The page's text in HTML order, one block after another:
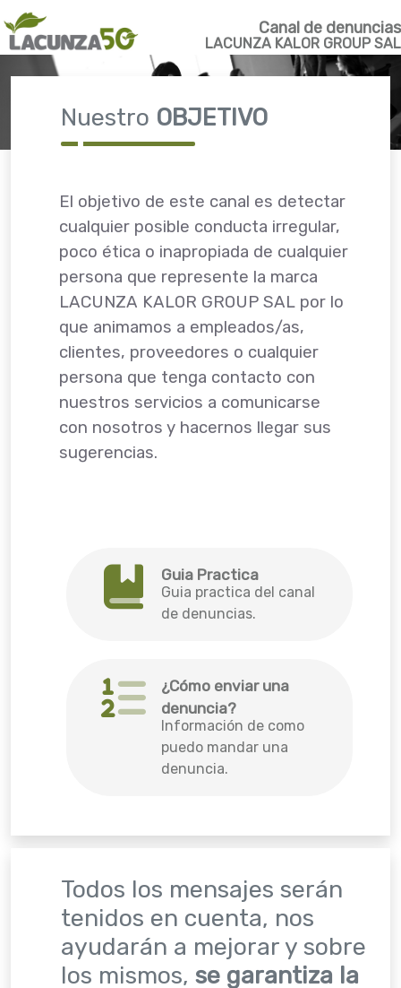
Canal de denuncias
LACUNZA KALOR GROUP SAL
Nuestro OBJETIVO
El objetivo de este canal es detectar
cualquier posible conducta irregular,
poco ética o inapropiada de cualquier
persona que represente la marca
LACUNZA KALOR GROUP SAL por lo
que animamos a empleados/as,
clientes, proveedores o cualquier
persona que tenga contacto con
nuestros servicios a comunicarse
con nosotros y hacernos llegar sus
sugerencias.
Guia Practica
Guia practica del canal
de denuncias.
¿Cómo enviar una
denuncia?
Información de como
puedo mandar una
denuncia.
Todos los mensajes serán
tenidos en cuenta, nos
ayudarán a mejorar y sobre
los mismos, se garantiza la